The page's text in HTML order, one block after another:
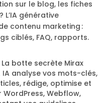
sur le blog, les fiches
générative
contenu marketing :
ciblés, FAQ, rapports.
La botte secrète Mirax
IA analyse vos mots-clés,
rédige, optimise et
Webflow,